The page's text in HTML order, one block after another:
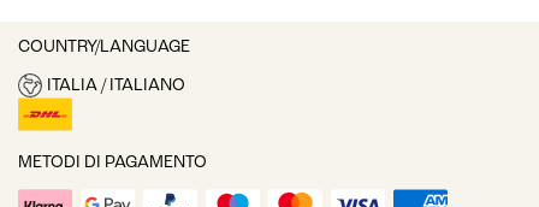
COUNTRY/LANGUAGE
ITALIA / ITALIANO
METODI DI PAGAMENTO